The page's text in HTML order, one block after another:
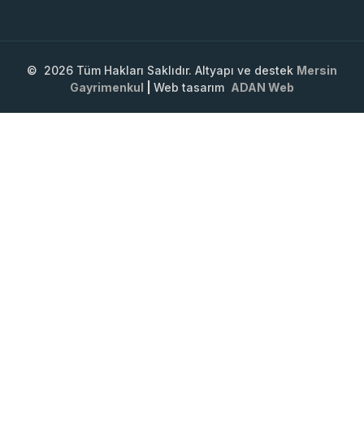
© 2026 Tüm Hakları Saklıdır. Altyapı ve destek Mersin
Gayrimenkul
Web tasarım ADAN Web